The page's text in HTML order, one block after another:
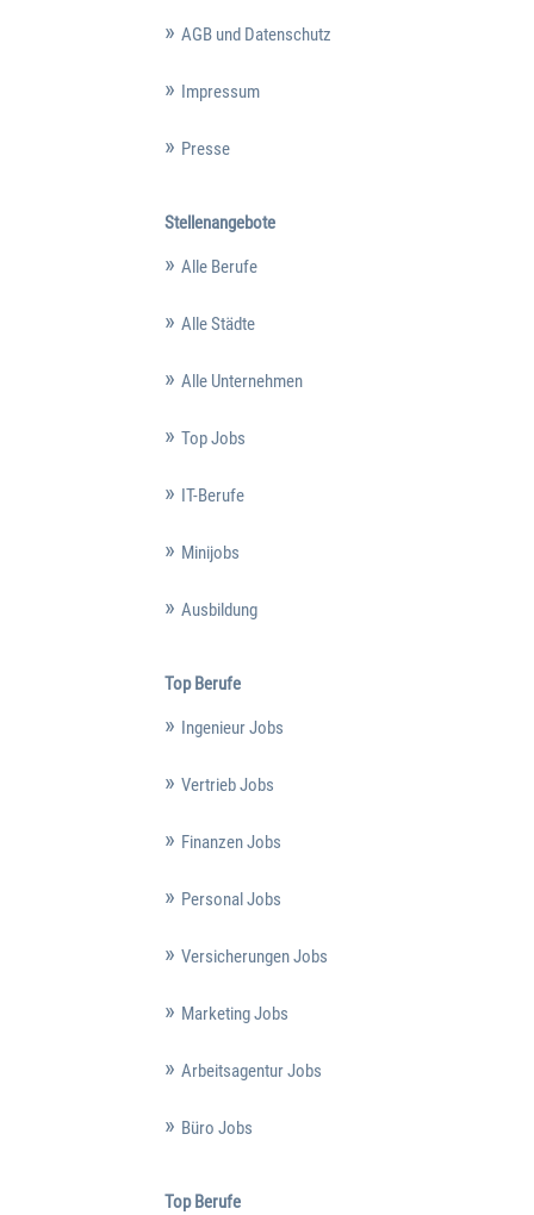
AGB und Datenschutz
Impressum
Presse
Stellenangebote
Alle Berufe
Alle Städte
Alle Unternehmen
Top Jobs
IT-Berufe
Minijobs
Ausbildung
Top Berufe
Ingenieur Jobs
Vertrieb Jobs
Finanzen Jobs
Personal Jobs
Versicherungen Jobs
Marketing Jobs
Arbeitsagentur Jobs
Büro Jobs
Top Berufe